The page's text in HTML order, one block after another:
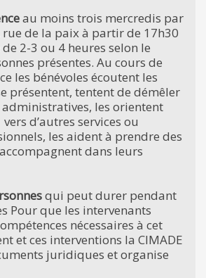
au moins trois mercredis par
de la paix à partir de 17h30
2-3 ou 4 heures selon le
présentes. Au cours de
les bénévoles écoutent les
présentent, tentent de démêler
les orientent
d’autres services ou
les aident à prendre des
dans leurs
qui peut durer pendant
Pour que les intervenants
nécessaires à cet
et ces interventions la CIMADE
juridiques et organise